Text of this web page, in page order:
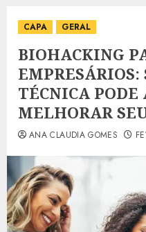
CAPA GERAL
BIOHACKING
TÉCNICA PODE
MELHORAR
ANA CLAUDIA GOMES